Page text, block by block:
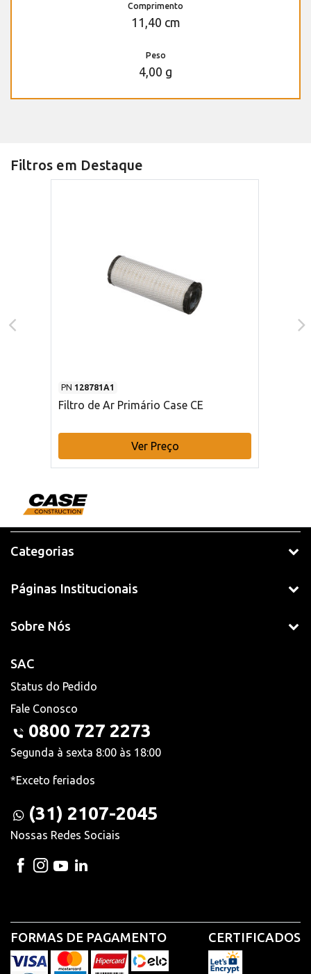
Comprimento
11,40 cm
Peso
4,00 g
Filtros em Destaque
PN 128781A1
Filtro de Ar Primário Case CE
Ver Preço
Categorias
Páginas Institucionais
Sobre Nós
SAC
Status do Pedido
Fale Conosco
0800 727 2273
Segunda à sexta 8:00 às 18:00
*Exceto feriados
(31) 2107-2045
Nossas Redes Sociais
FORMAS DE PAGAMENTO CERTIFICADOS